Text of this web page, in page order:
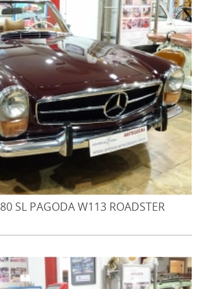
SL PAGODA W113 ROADSTER